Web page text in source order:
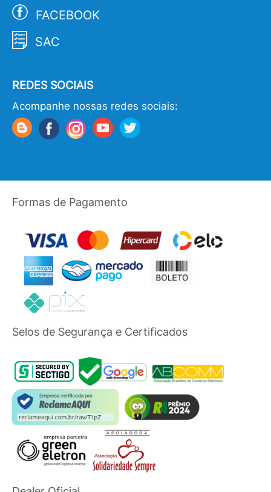
FACEBOOK
SAC
REDES SOCIAIS
Acompanhe nossas redes sociais:
Formas de Pagamento
Selos de Segurança e Certificados